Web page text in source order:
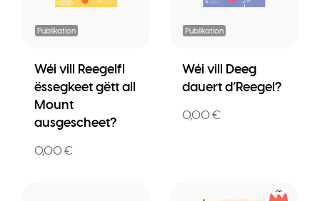
Publikation
Wéi vill Reegelfl
ëssegkeet gëtt all
Mount
ausgescheet?
0,00 €
Publikation
Wéi vill Deeg
dauert d’Reegel?
0,00 €